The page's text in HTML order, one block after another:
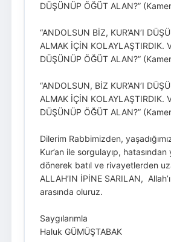
DÜŞÜNÜP ÖĞÜT ALAN?”
“ANDOLSUN BİZ, KUR’AN’I
ALMAK İÇİN KOLAYLAŞTIRDIK.
DÜŞÜNÜP ÖĞÜT ALAN?”
“ANDOLSUN, BİZ KUR’AN’I
ALMAK İÇİN KOLAYLAŞTIRDIK.
DÜŞÜNÜP ÖĞÜT ALAN?”
Dilerim Rabbimizden,
Kur’an ile sorgulayıp, hatasından
dönerek batıl ve rivayetlerden
ALLAH’IN İPİNE SARILAN,
arasında oluruz.
Saygılarımla
Haluk GÜMÜŞTABAK